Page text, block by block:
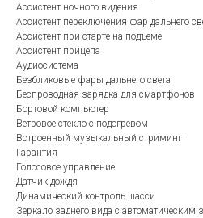
Ассистент ночного видения
Ассистент переключения фар дальнего
Ассистент при старте на подъеме
Ассистент прицепа
Аудиосистема
Безбликовые фары дальнего света
Беспроводная зарядка для смартфонов
Бортовой компьютер
Ветровое стекло с подогревом
Встроенный музыкальный стриминг
Гарантия
Голосовое управление
Датчик дождя
Динамический контроль шасси
Зеркало заднего вида с автоматическим